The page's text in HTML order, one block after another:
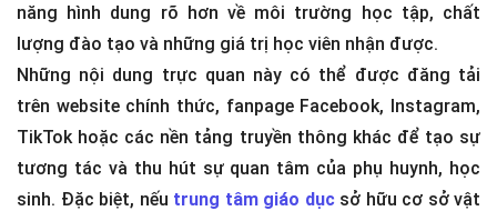
năng hình dung rõ hơn về môi trường học tập, chất
lượng đào tạo và những giá trị học viên nhận được.
Những nội dung trực quan này có thể được đăng tải
trên website chính thức, fanpage Facebook, Instagram,
TikTok hoặc các nền tảng truyền thông khác để tạo sự
tương tác và thu hút sự quan tâm của phụ huynh, học
sinh. Đặc biệt, nếu trung tâm giáo dục sở hữu cơ sở vật